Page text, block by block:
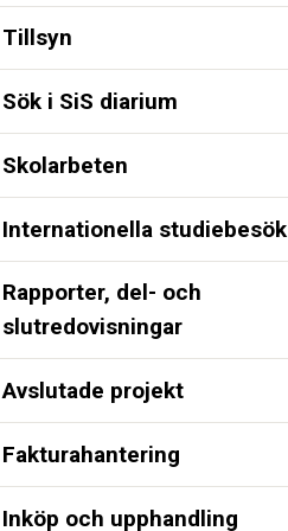
Tillsyn
Sök i SiS diarium
Skolarbeten
Internationella studiebesök
Rapporter, del- och
slutredovisningar
Avslutade projekt
Fakturahantering
Inköp och upphandling